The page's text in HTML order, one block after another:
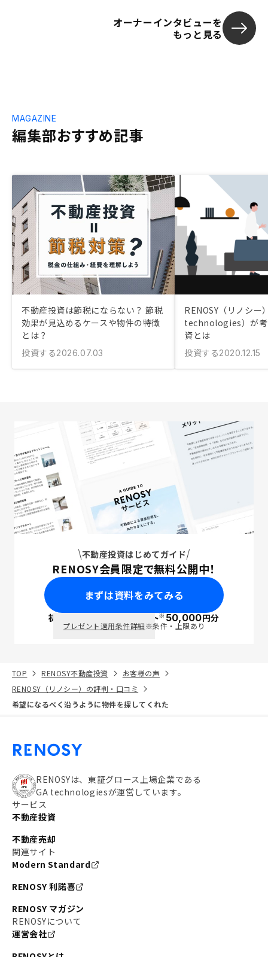
オーナーインタビューを
もっと見る
編集部おすすめ記事
MAGAZINE
不動産投資は節税にならない？ 節税
効果が見込めるケースや物件の特徴
とは？
投資する2026.07.03
RENOSY（リノシー
technologies）が考
資とは
投資する2020.12.15
不動産投資はじめてガイド
RENOSY会員限定で無料公開中！
まずは資料をみてみる
初回面談で ポイント※50,000円分
プレゼント適用条件詳細※条件・上限あり
TOP RENOSY不動産投資
お客様の声
RENOSY（リノシー）の評判・口コミ
希望になるべく沿うように物件を探してくれた
RENOSYは、東証グロース上場企業である
GA technologiesが運営しています。
サービス
不動産投資
不動産売却
関連サイト
Modern Standard
RENOSY 利諾喜
RENOSY マガジン
RENOSYについて
運営会社